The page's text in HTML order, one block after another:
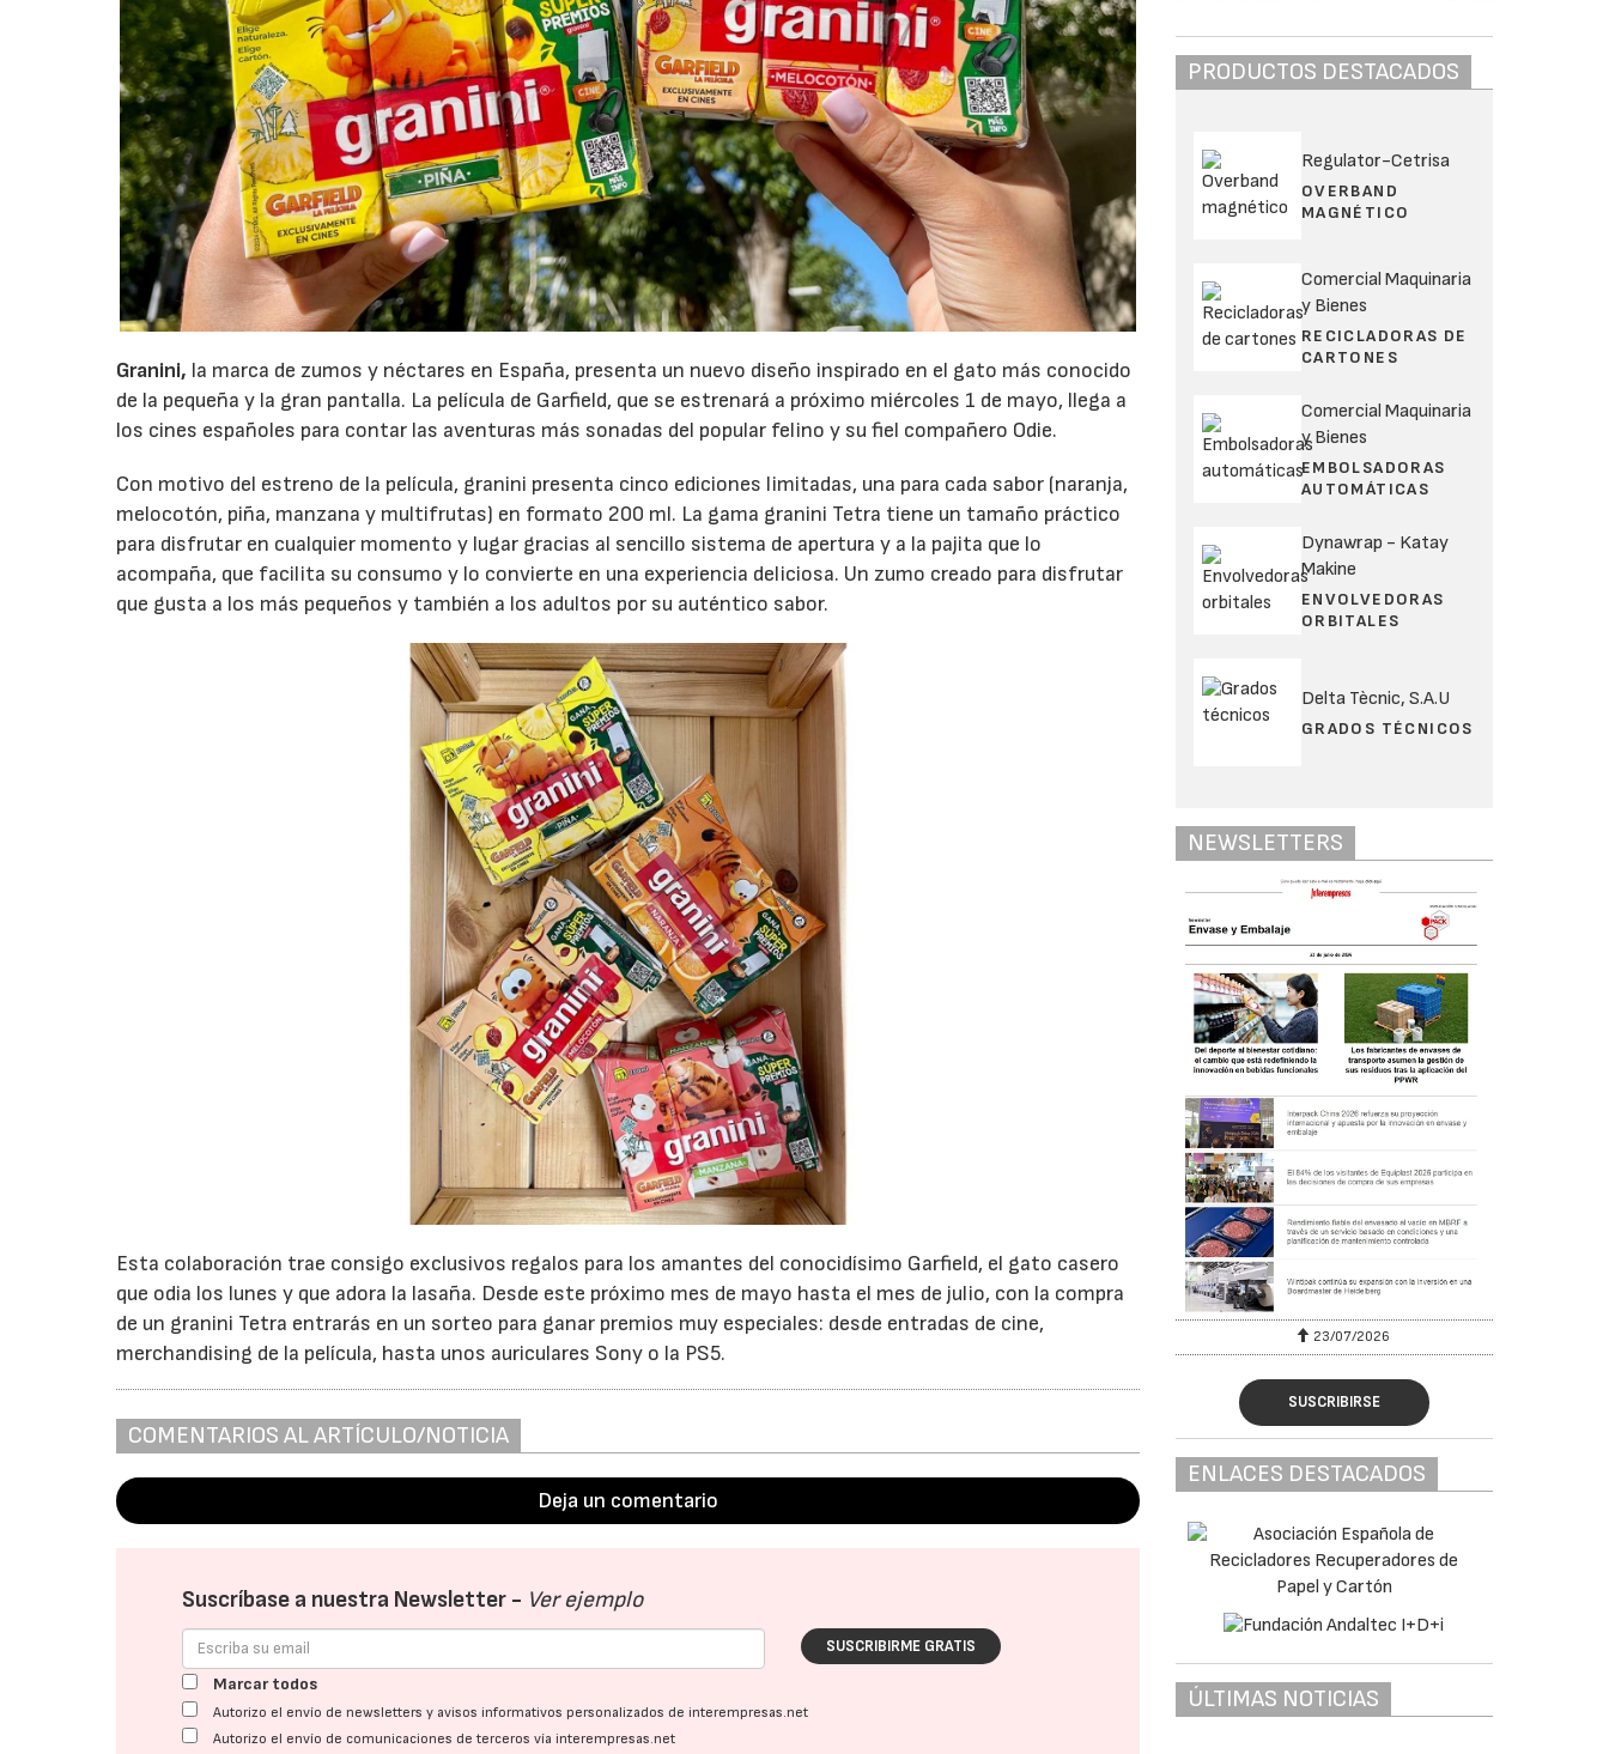
Granini, la marca de zumos y néctares en España, presenta un nuevo diseño inspirado en el gato más conocido
de la pequeña y la gran pantalla. La película de Garfield, que se estrenará a próximo miércoles 1 de mayo, llega a
los cines españoles para contar las aventuras más sonadas del popular felino y su fiel compañero Odie.
Con motivo del estreno de la película, granini presenta cinco ediciones limitadas, una para cada sabor (naranja,
melocotón, piña, manzana y multifrutas) en formato 200 ml. La gama granini Tetra tiene un tamaño práctico
para disfrutar en cualquier momento y lugar gracias al sencillo sistema de apertura y a la pajita que lo
acompaña, que facilita su consumo y lo convierte en una experiencia deliciosa. Un zumo creado para disfrutar
que gusta a los más pequeños y también a los adultos por su auténtico sabor.
Esta colaboración trae consigo exclusivos regalos para los amantes del conocidísimo Garfield, el gato casero
que odia los lunes y que adora la lasaña. Desde este próximo mes de mayo hasta el mes de julio, con la compra
de un granini Tetra entrarás en un sorteo para ganar premios muy especiales: desde entradas de cine,
merchandising de la película, hasta unos auriculares Sony o la PS5.
COMENTARIOS AL ARTÍCULO/NOTICIA
Deja un comentario
Suscríbase a nuestra Newsletter - Ver ejemplo
SUSCRIBIRME GRATIS
Marcar todos
Autorizo el envío de newsletters y avisos informativos personalizados de interempresas.net
Autorizo el envío de comunicaciones de terceros vía interempresas.net
PRODUCTOS DESTACADOS
Regulator-Cetrisa
OVERBAND
MAGNÉTICO
Comercial Maquinaria
y Bienes
RECICLADORAS DE
CARTONES
Comercial Maquinaria
y Bienes
EMBOLSADORAS
AUTOMÁTICAS
Dynawrap - Katay
Makine
ENVOLVEDORAS
ORBITALES
Delta Tècnic, S.A.U
GRADOS TÉCNICOS
NEWSLETTERS
23/07/2026 30/07/2026 23/07/2026
SUSCRIBIRSE
ENLACES DESTACADOS
ÚLTIMAS NOTICIAS